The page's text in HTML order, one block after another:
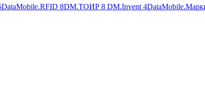
DataMobile.RFID 8DM.ТОИР 8 DM.Invent 4